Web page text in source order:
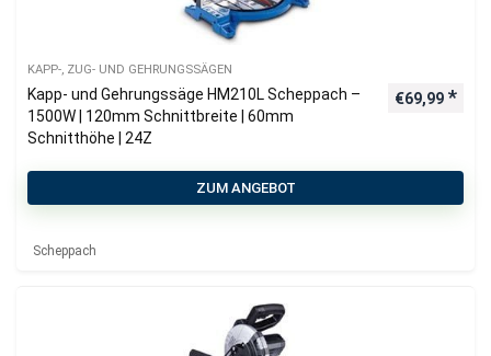
KAPP-, ZUG- UND GEHRUNGSSÄGEN
Kapp- und Gehrungssäge HM210L Scheppach –
1500W | 120mm Schnittbreite | 60mm
Schnitthöhe | 24Z
€69,99
ZUM ANGEBOT
Scheppach